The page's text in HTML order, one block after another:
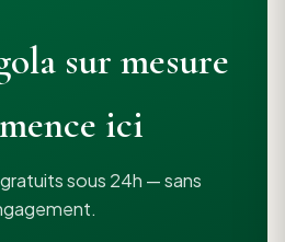
sur mesure
ici
sous 24h — sans